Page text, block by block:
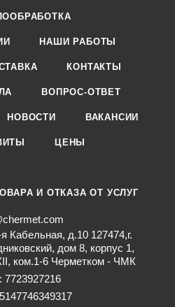
НАШИ РАБОТЫ
КОНТАКТЫ
ВОПРОС-ОТВЕТ
НОВОСТИ ВАКАНСИИ
ЦЕНЫ
И ОТКАЗА ОТ УСЛУГ
Кабельная, д.10 127474,г.
дом 8, корпус 1,
ком.1-6 Черметком - ЧМК